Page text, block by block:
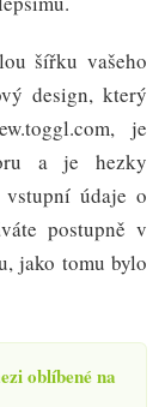
šířku vašeho
design, který
je
a je hezky
údaje o
postupně v
jako tomu bylo
oblíbené na